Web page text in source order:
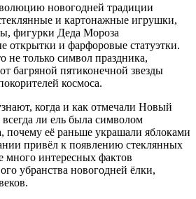
новогодней традиции
и картонажные игрушки,
фигурки Деда Мороза
открытки и фарфоровые статуэтки.
только символ праздника,
багряной пятиконечной звезды
космоса.
когда и как отмечали Новый
всегда ли ель была символом
почему её раньше украшали яблоками
привёл к появлению стеклянных
много интересных фактов
убранства новогодней ёлки,